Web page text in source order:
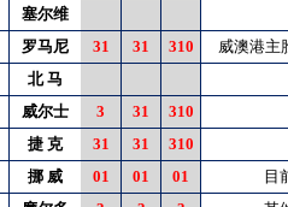
塞尔维
罗马尼 31 31 310
威澳港主
北 马
威尔士 3 31
310
捷 克 31 31
310
挪 威 01 01 01
目